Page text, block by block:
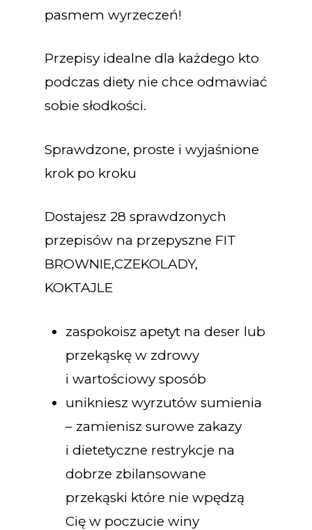
pasmem wyrzeczeń!
Przepisy idealne dla każdego kto
podczas diety nie chce odmawiać
sobie słodkości.
Sprawdzone, proste i wyjaśnione
krok po kroku
Dostajesz 28 sprawdzonych
przepisów na przepyszne FIT
BROWNIE,CZEKOLADY,
KOKTAJLE
zaspokoisz apetyt na deser lub
przekąskę w zdrowy
i wartościowy sposób
unikniesz wyrzutów sumienia
– zamienisz surowe zakazy
i dietetyczne restrykcje na
dobrze zbilansowane
przekąski które nie wpędzą
Cię w poczucie winy